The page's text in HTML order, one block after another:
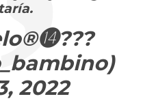
2022